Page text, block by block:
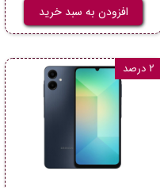
افزودن به سبد خرید
۲ درصد